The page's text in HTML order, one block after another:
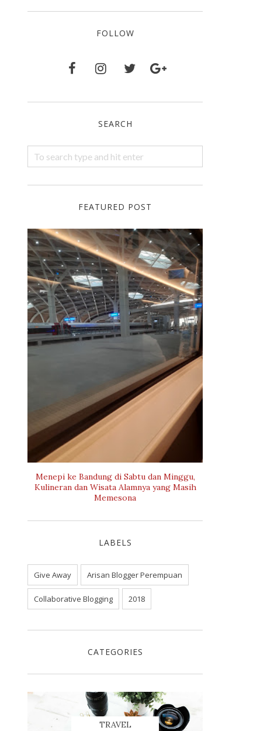
FOLLOW
SEARCH
FEATURED POST
Menepi ke Bandung di Sabtu dan Minggu,
Kulineran dan Wisata Alamnya yang Masih
Memesona
LABELS
Give Away Arisan Blogger Perempuan
Collaborative Blogging 2018
CATEGORIES
TRAVEL